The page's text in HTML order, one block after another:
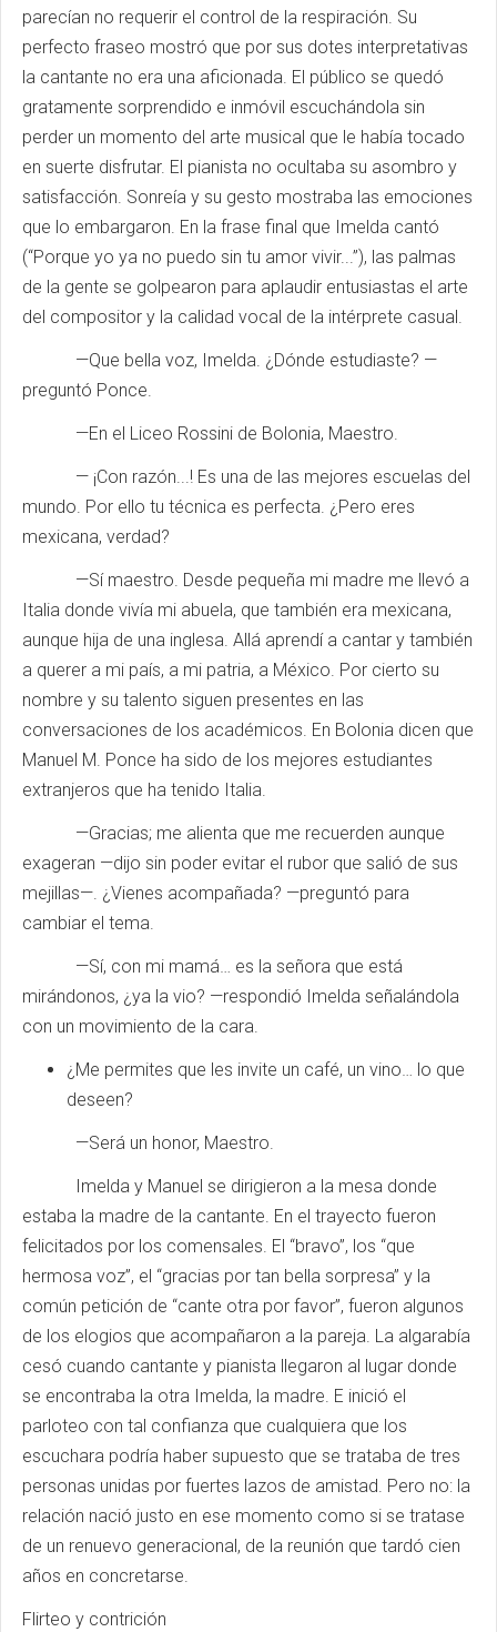
parecían no requerir el control de la respiración. Su
perfecto fraseo mostró que por sus dotes interpretativas
la cantante no era una aficionada. El público se quedó
gratamente sorprendido e inmóvil escuchándola sin
perder un momento del arte musical que le había tocado
en suerte disfrutar. El pianista no ocultaba su asombro y
satisfacción. Sonreía y su gesto mostraba las emociones
que lo embargaron. En la frase final que Imelda cantó
(“Porque yo ya no puedo sin tu amor vivir...”), las palmas
de la gente se golpearon para aplaudir entusiastas el arte
del compositor y la calidad vocal de la intérprete casual.
—Que bella voz, Imelda. ¿Dónde estudiaste? —
preguntó Ponce.
—En el Liceo Rossini de Bolonia, Maestro.
— ¡Con razón...! Es una de las mejores escuelas del
mundo. Por ello tu técnica es perfecta. ¿Pero eres
mexicana, verdad?
—Sí maestro. Desde pequeña mi madre me llevó a
Italia donde vivía mi abuela, que también era mexicana,
aunque hija de una inglesa. Allá aprendí a cantar y también
a querer a mi país, a mi patria, a México. Por cierto su
nombre y su talento siguen presentes en las
conversaciones de los académicos. En Bolonia dicen que
Manuel M. Ponce ha sido de los mejores estudiantes
extranjeros que ha tenido Italia.
—Gracias; me alienta que me recuerden aunque
exageran —dijo sin poder evitar el rubor que salió de sus
mejillas—. ¿Vienes acompañada? —preguntó para
cambiar el tema.
—Sí, con mi mamá… es la señora que está
mirándonos, ¿ya la vio? —respondió Imelda señalándola
con un movimiento de la cara.
¿Me permites que les invite un café, un vino… lo que
deseen?
—Será un honor, Maestro.
Imelda y Manuel se dirigieron a la mesa donde
estaba la madre de la cantante. En el trayecto fueron
felicitados por los comensales. El “bravo”, los “que
hermosa voz”, el “gracias por tan bella sorpresa” y la
común petición de “cante otra por favor”, fueron algunos
de los elogios que acompañaron a la pareja. La algarabía
cesó cuando cantante y pianista llegaron al lugar donde
se encontraba la otra Imelda, la madre. E inició el
parloteo con tal confianza que cualquiera que los
escuchara podría haber supuesto que se trataba de tres
personas unidas por fuertes lazos de amistad. Pero no: la
relación nació justo en ese momento como si se tratase
de un renuevo generacional, de la reunión que tardó cien
años en concretarse.
Flirteo y contrición